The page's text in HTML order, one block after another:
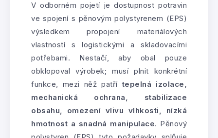
V odborném pojetí je dostupnost potravin
ve spojení s pěnovým polystyrenem (EPS)
výsledkem propojení materiálových
vlastností s logistickými a skladovacími
potřebami. Nestačí, aby obal pouze
obklopoval výrobek; musí plnit konkrétní
funkce, mezi něž patřítepelná izolace,
mechanická ochrana, stabilizace
obsahu, omezení vlivu vlhkosti, nízká
hmotnost a snadná manipulace. Pěnový